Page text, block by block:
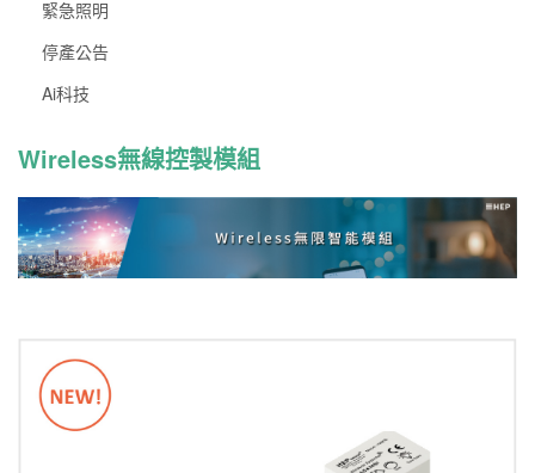
緊急照明
停產公告
Ai科技
Wireless無線控製模組